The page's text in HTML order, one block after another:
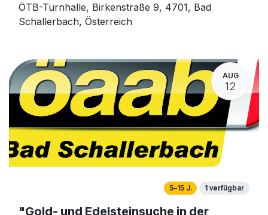
ÖTB-Turnhalle, Birkenstraße 9, 4701, Bad
Schallerbach, Österreich
AUG
12
5–15 J. 1 verfügbar
"Gold- und Edelsteinsuche in der